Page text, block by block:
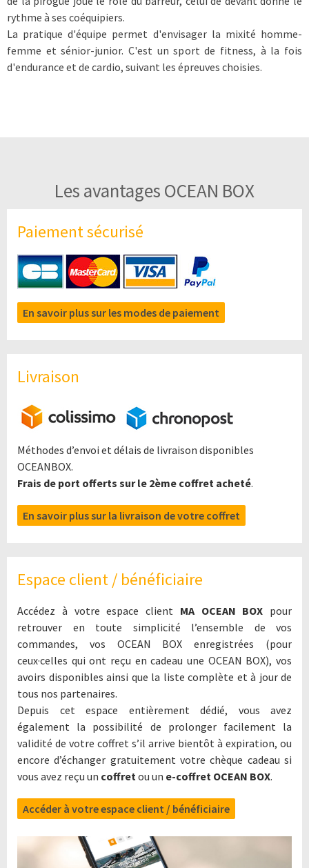
rythme à ses coéquipiers.
La pratique d'équipe permet d'envisager la mixité homme-
femme et sénior-junior. C'est un sport de fitness, à la fois
d'endurance et de cardio, suivant les épreuves choisies.
Les avantages OCEAN BOX
Paiement sécurisé
En savoir plus sur les modes de paiement
Livraison
Méthodes d’envoi et délais de livraison disponibles
OCEANBOX.
Frais de port offerts sur le 2ème coffret acheté.
En savoir plus sur la livraison de votre coffret
Espace client / bénéficiaire
Accédez à votre espace client MA OCEAN BOX pour
retrouver en toute simplicité l’ensemble de vos
commandes, vos OCEAN BOX enregistrées (pour
ceux·celles qui ont reçu en cadeau une OCEAN BOX), vos
avoirs disponibles ainsi que la liste complète et à jour de
tous nos partenaires.
Depuis cet espace entièrement dédié, vous avez
également la possibilité de prolonger facilement la
validité de votre coffret s’il arrive bientôt à expiration, ou
encore d’échanger gratuitement votre chèque cadeau si
vous avez reçu un coffret ou un e-coffret OCEAN BOX.
Accéder à votre espace client / bénéficiaire